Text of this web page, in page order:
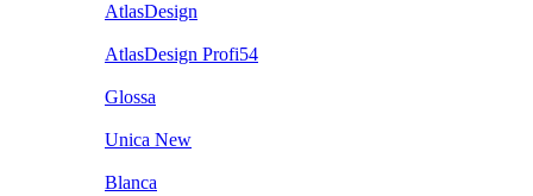
AtlasDesign
AtlasDesign Profi54
Glossa
Unica New
Blanca